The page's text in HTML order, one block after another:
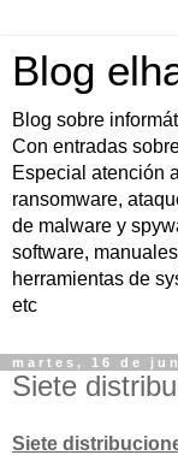
Blog
Blog sobre
Con entradas
Especial atención
ransomware,
de malware y
software,
herramientas de
etc
martes, 16 de
Siete
Siete